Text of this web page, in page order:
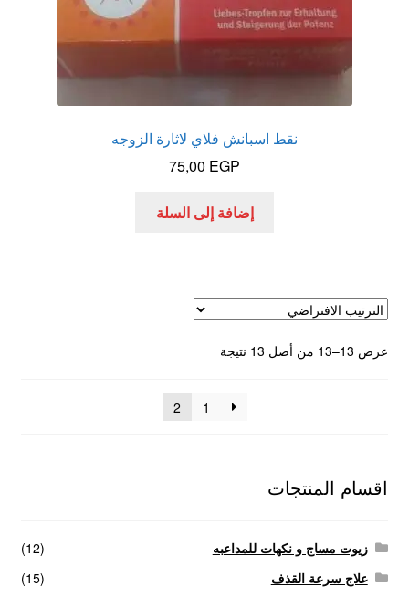
خواتم هزازه
زيوت مساج و نكهات للمداعبه
كاندم سيليكون
منتجات لاثارة الزوجه
نقط اسبانش فلاي لاثارة الزوجه
75,00 EGP
إضافة إلى السلة
عرض 13–13 من أصل 13 نتيجة
1
2
اقسام المنتجات
زيوت مساج و نكهات للمداعبه
(12)
علاج سرعة القذف
(15)